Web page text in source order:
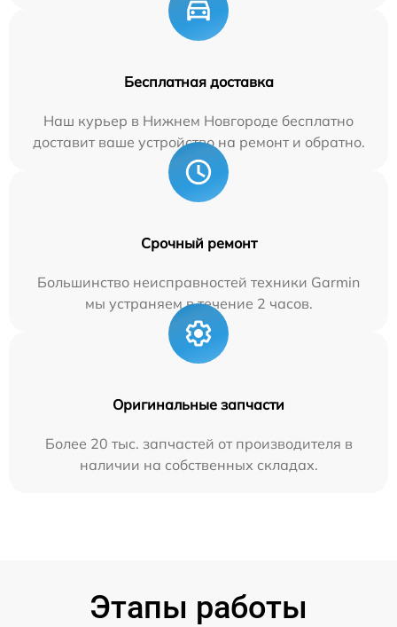
Бесплатная доставка
Наш курьер в Нижнем Новгороде бесплатно
доставит ваше устройство на ремонт и обратно.
Срочный ремонт
Большинство неисправностей техники Garmin
мы устраняем в течение 2 часов.
Оригинальные запчасти
Более 20 тыс. запчастей от производителя в
наличии на собственных складах.
Этапы работы